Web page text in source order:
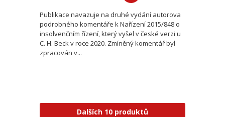
Publikace navazuje na druhé vydání autorova
podrobného komentáře k Nařízení 2015/848 o
insolvenčním řízení, který vyšel v české verzi u
C. H. Beck v roce 2020. Zmíněný komentář byl
zpracován v...
Dalších 10 produktů